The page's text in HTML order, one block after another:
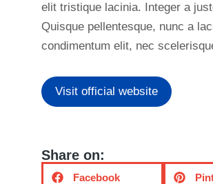
elit tristique lacinia. Integer a
Quisque pellentesque, nunc a
condimentum elit, nec
Visit official website
Share on:
Facebook